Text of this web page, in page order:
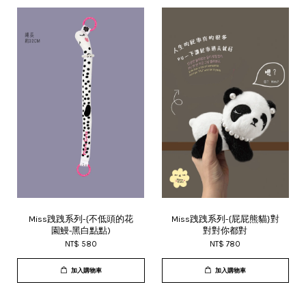
Miss跩跩系列-{不低頭的花
園鰻-黑白點點)
NT$ 580
加入購物車
Miss跩跩系列-{屁屁熊貓}對
對對你都對
NT$ 780
加入購物車